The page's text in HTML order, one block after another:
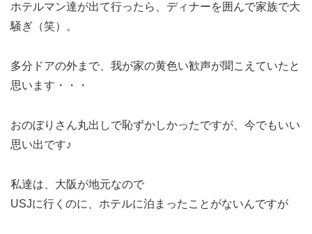
ホテルマン達が出て行ったら、ディナーを囲んで家族で大
騒ぎ（笑）。
多分ドアの外まで、我が家の黄色い歓声が聞こえていたと
思います・・・
おのぼりさん丸出しで恥ずかしかったですが、今でもいい
思い出です♪
私達は、大阪が地元なので
USJに行くのに、ホテルに泊まったことがないんですが